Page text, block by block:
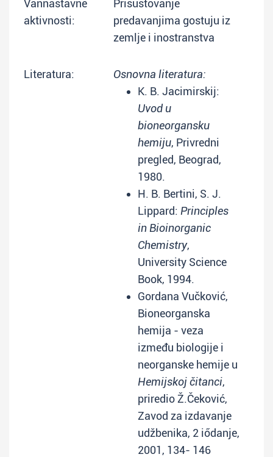
Vannastavne
aktivnosti:
Prisustovanje
predavanjima gostuju iz
zemlje i inostranstva
Literatura:
Osnovna literatura:
K. B. Jacimirskij:
Uvod u
bioneorgansku
hemiju, Privredni
pregled, Beograd,
1980.
H. B. Bertini, S. J.
Lippard: Principles
in Bioinorganic
Chemistry,
University Science
Book, 1994.
Gordana Vučković,
Bioneorganska
hemija - veza
između biologije i
neorganske hemije u
Hemijskoj čitanci,
priredio Ž.Čeković,
Zavod za izdavanje
udžbenika, 2 iődanje,
2001, 134- 146